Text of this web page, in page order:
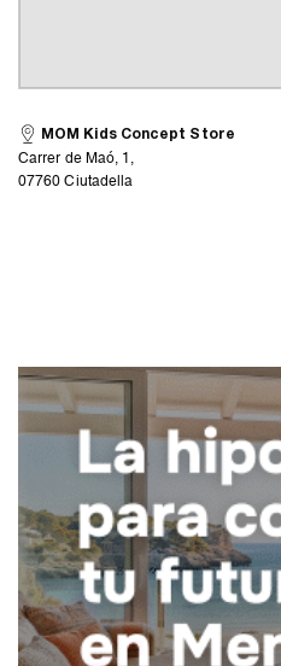
MOM Kids Concept Store
Carrer de Maó, 1,
07760 Ciutadella